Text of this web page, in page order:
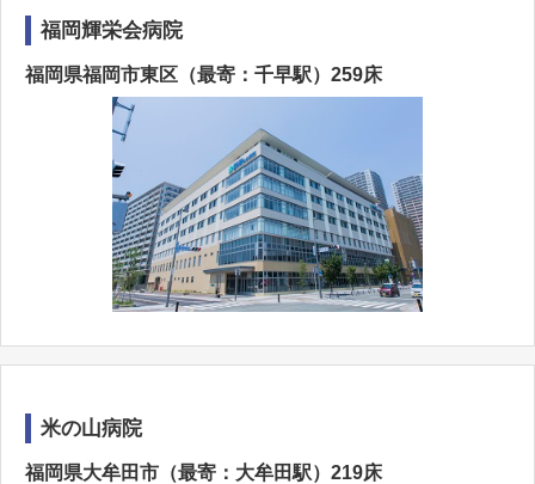
福岡輝栄会病院
福岡県福岡市東区（最寄：千早駅）259床
米の山病院
福岡県大牟田市（最寄：大牟田駅）219床